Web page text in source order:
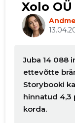
Xolo
Juba 14 088
ettevõtte
Storybooki
hinnatud
korda.